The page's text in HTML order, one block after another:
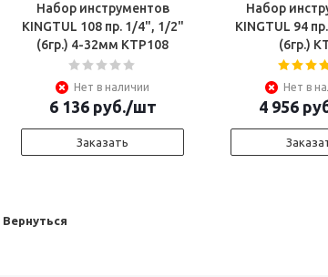
Набор инструментов
KINGTUL 108 пр. 1/4", 1/2"
(6гр.) 4-32мм КТР108
Нет в наличии
6 136руб./шт
Заказать
Набор
KINGTUL 94
(6гр.)
Нет в
4 956
Вернуться